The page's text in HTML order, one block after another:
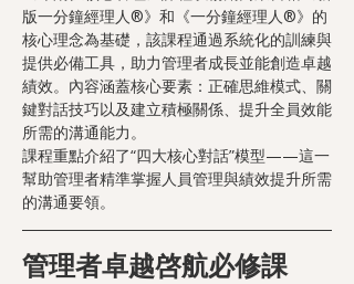
版一分鐘經理人®》和《一分鐘經理人®》的
核心理念為基礎，該課程通過系統化的訓練與
提供必備工具，助力管理者成長並能創造卓越
績效。內容涵蓋核心要素：正確思維模式、關
鍵對話技巧以及建立積極關係、提升全員效能
所需的溝通能力。
課程重點介紹了“四大核心對話”模型——這一
幫助管理者精準掌握人員管理與績效提升所需
的溝通要領。
管理者卓越啓航必修課